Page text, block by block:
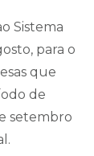
Sistema
para o
que
de
setembro